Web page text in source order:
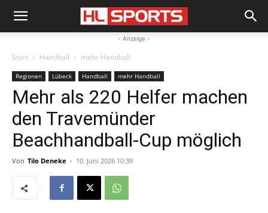
- Anzeige -
Start Handball mehr Handball
Regionen Lübeck Handball mehr Handball
Mehr als 220 Helfer machen
den Travemünder
Beachhandball-Cup möglich
Von Tilo Deneke - 10. Juni 2026 10:39